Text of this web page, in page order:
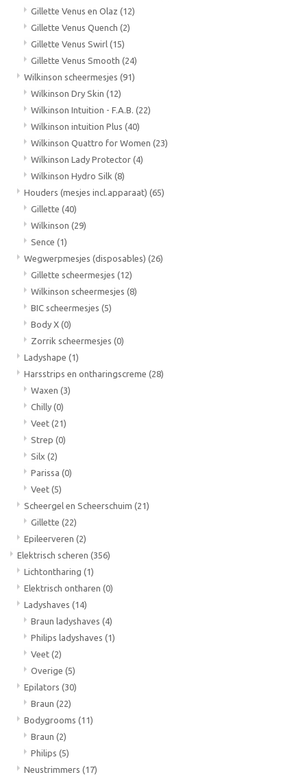
Gillette Venus en Olaz (12)
Gillette Venus Quench (2)
Gillette Venus Swirl (15)
Gillette Venus Smooth (24)
Wilkinson scheermesjes (91)
Wilkinson Dry Skin (12)
Wilkinson Intuition - F.A.B. (22)
Wilkinson intuition Plus (40)
Wilkinson Quattro for Women (23)
Wilkinson Lady Protector (4)
Wilkinson Hydro Silk (8)
Houders (mesjes incl.apparaat) (65)
Gillette (40)
Wilkinson (29)
Sence (1)
Wegwerpmesjes (disposables) (26)
Gillette scheermesjes (12)
Wilkinson scheermesjes (8)
BIC scheermesjes (5)
Body X (0)
Zorrik scheermesjes (0)
Ladyshape (1)
Harsstrips en ontharingscreme (28)
Waxen (3)
Chilly (0)
Veet (21)
Strep (0)
Silx (2)
Parissa (0)
Veet (5)
Scheergel en Scheerschuim (21)
Gillette (22)
Epileerveren (2)
Elektrisch scheren (356)
Lichtontharing (1)
Elektrisch ontharen (0)
Ladyshaves (14)
Braun ladyshaves (4)
Philips ladyshaves (1)
Veet (2)
Overige (5)
Epilators (30)
Braun (22)
Bodygrooms (11)
Braun (2)
Philips (5)
Neustrimmers (17)